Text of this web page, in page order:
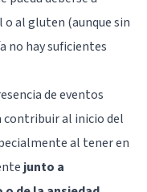
al gluten (aunque sin
no hay suficientes
de eventos
al inicio del
al tener en
junto a